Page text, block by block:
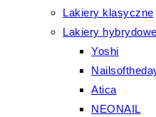
Lakiery klasyczne
Lakiery hybrydowe
Yoshi
Atica
NEONAIL